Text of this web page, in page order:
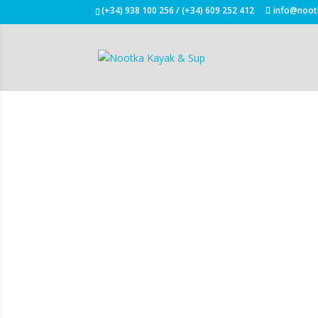
(+34) 938 100 256 / (+34) 609 252 412